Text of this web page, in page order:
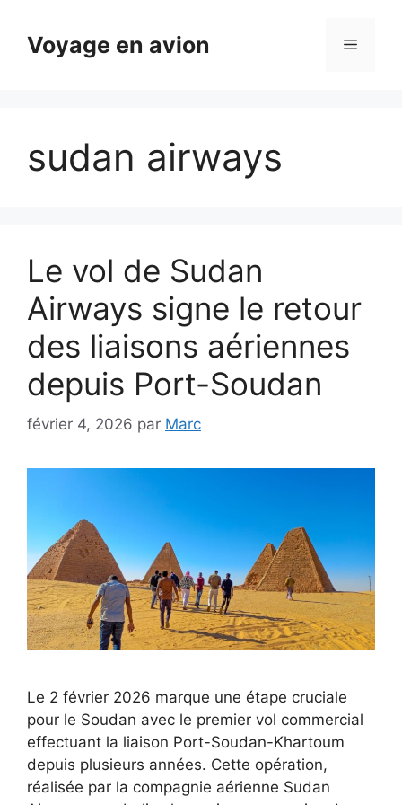
contenuVoyage en avion Menu
sudan airways
Le vol de Sudan
Airways signe le retour
des liaisons aériennes
depuis Port-Soudan
février 4, 2026 par Marc
Le 2 février 2026 marque une étape cruciale
pour le Soudan avec le premier vol commercial
effectuant la liaison Port-Soudan-Khartoum
depuis plusieurs années. Cette opération,
réalisée par la compagnie aérienne Sudan